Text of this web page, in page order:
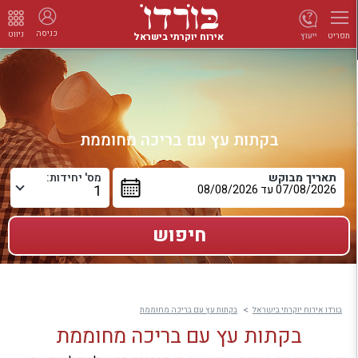
תפריט אירוח יוקרתי בישראל כניסה ניווט ייעוץ
בקתות עץ עם בריכה מחוממת
תאריך מבוקש מס' יחידות:
בורדו אירוח יוקרתי בישראל בקתות עץ עם בריכה מחוממת
בקתות עץ עם בריכה מחוממת